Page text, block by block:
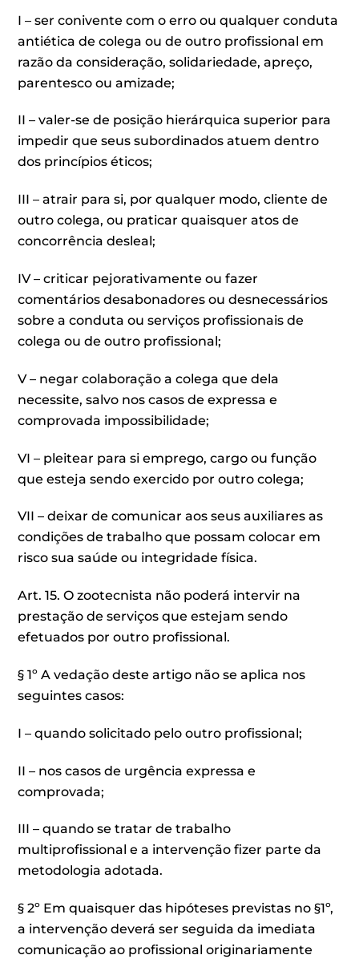
I – ser conivente com o erro ou qualquer conduta
antiética de colega ou de outro profissional em
razão da consideração, solidariedade, apreço,
parentesco ou amizade;
II – valer-se de posição hierárquica superior para
impedir que seus subordinados atuem dentro
dos princípios éticos;
III – atrair para si, por qualquer modo, cliente de
outro colega, ou praticar quaisquer atos de
concorrência desleal;
IV – criticar pejorativamente ou fazer
comentários desabonadores ou desnecessários
sobre a conduta ou serviços profissionais de
colega ou de outro profissional;
V – negar colaboração a colega que dela
necessite, salvo nos casos de expressa e
comprovada impossibilidade;
VI – pleitear para si emprego, cargo ou função
que esteja sendo exercido por outro colega;
VII – deixar de comunicar aos seus auxiliares as
condições de trabalho que possam colocar em
risco sua saúde ou integridade física.
Art. 15. O zootecnista não poderá intervir na
prestação de serviços que estejam sendo
efetuados por outro profissional.
§ 1º A vedação deste artigo não se aplica nos
seguintes casos:
I – quando solicitado pelo outro profissional;
II – nos casos de urgência expressa e
comprovada;
III – quando se tratar de trabalho
multiprofissional e a intervenção fizer parte da
metodologia adotada.
§ 2º Em quaisquer das hipóteses previstas no §1º,
a intervenção deverá ser seguida da imediata
comunicação ao profissional originariamente